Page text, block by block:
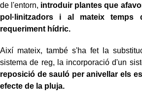
de l'entorn, introduir plantes que
pol·linitzadors i al mateix
requeriment hídric.
Així mateix, també s'ha fet la
sistema de reg, la incorporació d'un
reposició de sauló per anivellar els
efecte de la pluja.